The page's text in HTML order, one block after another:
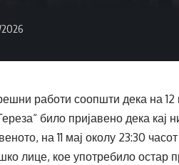
работи соопшти дека на
било пријавено дека
на 11 мај околу 23:30
лице, кое употребило